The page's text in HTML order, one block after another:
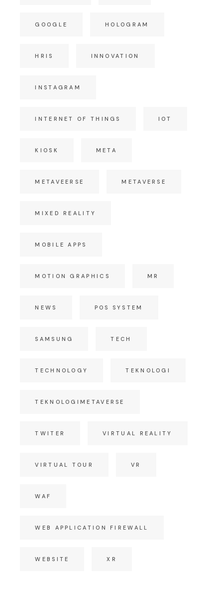
GOOGLE HOLOGRAM
HRIS INNOVATION
INSTAGRAM
INTERNET OF THINGS IOT
KIOSK META
METAVEERSE METAVERSE
MIXED REALITY
MOBILE APPS
MOTION GRAPHICS MR
NEWS POS SYSTEM
SAMSUNG TECH
TECHNOLOGY TEKNOLOGI
TEKNOLOGIMETAVERSE
TWITER VIRTUAL REALITY
VIRTUAL TOUR VR
WAF
WEB APPLICATION FIREWALL
WEBSITE XR